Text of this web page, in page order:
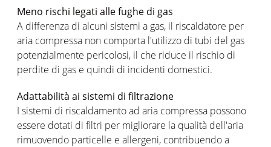
Meno rischi legati alle fughe di gas
A differenza di alcuni sistemi a gas, il riscaldatore per
aria compressa non comporta l'utilizzo di tubi del gas
potenzialmente pericolosi, il che riduce il rischio di
perdite di gas e quindi di incidenti domestici.
Adattabilità ai sistemi di filtrazione
I sistemi di riscaldamento ad aria compressa possono
essere dotati di filtri per migliorare la qualità dell'aria
rimuovendo particelle e allergeni, contribuendo a